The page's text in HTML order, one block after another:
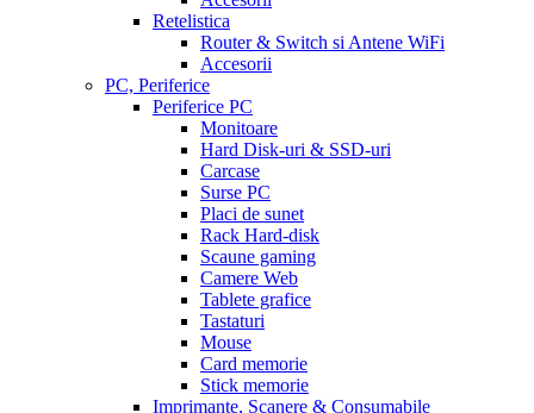
Retelistica
Router & Switch si Antene WiFi
Accesorii
PC, Periferice
Periferice PC
Monitoare
Hard Disk-uri & SSD-uri
Carcase
Surse PC
Placi de sunet
Rack Hard-disk
Scaune gaming
Camere Web
Tablete grafice
Tastaturi
Mouse
Card memorie
Stick memorie
Imprimante, Scanere & Consumabile